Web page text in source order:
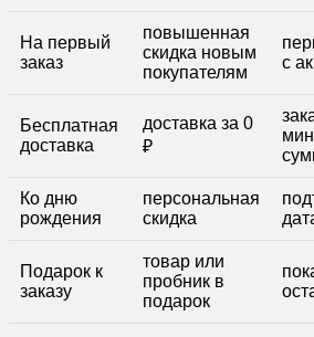
На первый
заказ
повышенная
скидка новым
покупателям
с
Бесплатная
доставка
доставка за 0
₽
Ко дню
рождения
персональная
скидка
Подарок к
заказу
товар или
пробник в
подарок